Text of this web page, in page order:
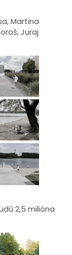
Martina
Juraj
2,5 milióna